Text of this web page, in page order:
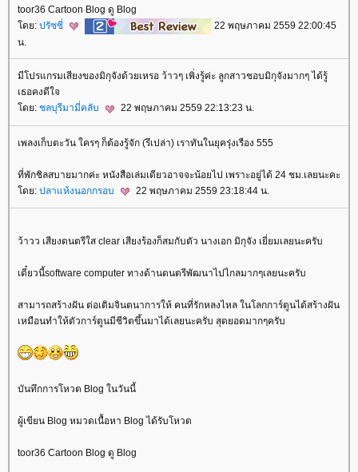
toor36 Cartoon Blog ดู Blog
ดย: ปรัซซี่
22 พฤษภาคม 2559 22:00:45
น.
มีโปรแกรมเสียงของมิกุจังด้วยเหรอ ว้าวๆ เพิ่งรู้ค่ะ ลูกสาวชอบมิกุจังมากๆ ได้รู้
เธอคงดีใจ
ดย: ชลบุรีมามี่คลับ 22 พฤษภาคม 2559 22:13:23 น.
เพลงเก็บตะวัน ใครๆ ก็ต้องรู้จัก (รึเปล่า) เราทันในยุครุ่งเรือง 555
ที่พักชิลสบายมากค่ะ หนังสือเล่มเดียวอาจจะน้อยไป เพราะอยู่ได้ 24 ชม.เลยนะคะ
ดย: ปลาแห้งนอกกรอบ 22 พฤษภาคม 2559 23:18:44 น.
ว้าวว เสียงดนตรีใส clear เสียงร้องก็สมกับตัว นางเอก มิกุจัง เยี่ยมเลยนะครับ
เดี๋ยวนี้software computer ทางด้านดนตรีพัฒนาไปไกลมากๆเลยนะครับ
สามารถสร้างฝัน ต่อเติมจินตนาการให้ คนที่รักหลงไหล ในโลกการ์ตูนได้สร้างฝัน
เหมือนทำให้ตัวการ์ตูนมีชีวิตขึ้นมาได้เลยนะครับ สุดยอดมากๆครับ
บันทึกการโหวต Blog ในวันนี้
ผู้เขียน Blog หมวดเนื้อหา Blog ได้รับโหวต
toor36 Cartoon Blog ดู Blog